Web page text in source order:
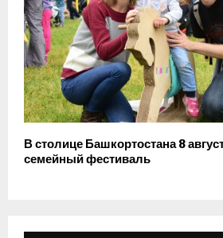
В столице Башкортостана 8
семейный фестиваль